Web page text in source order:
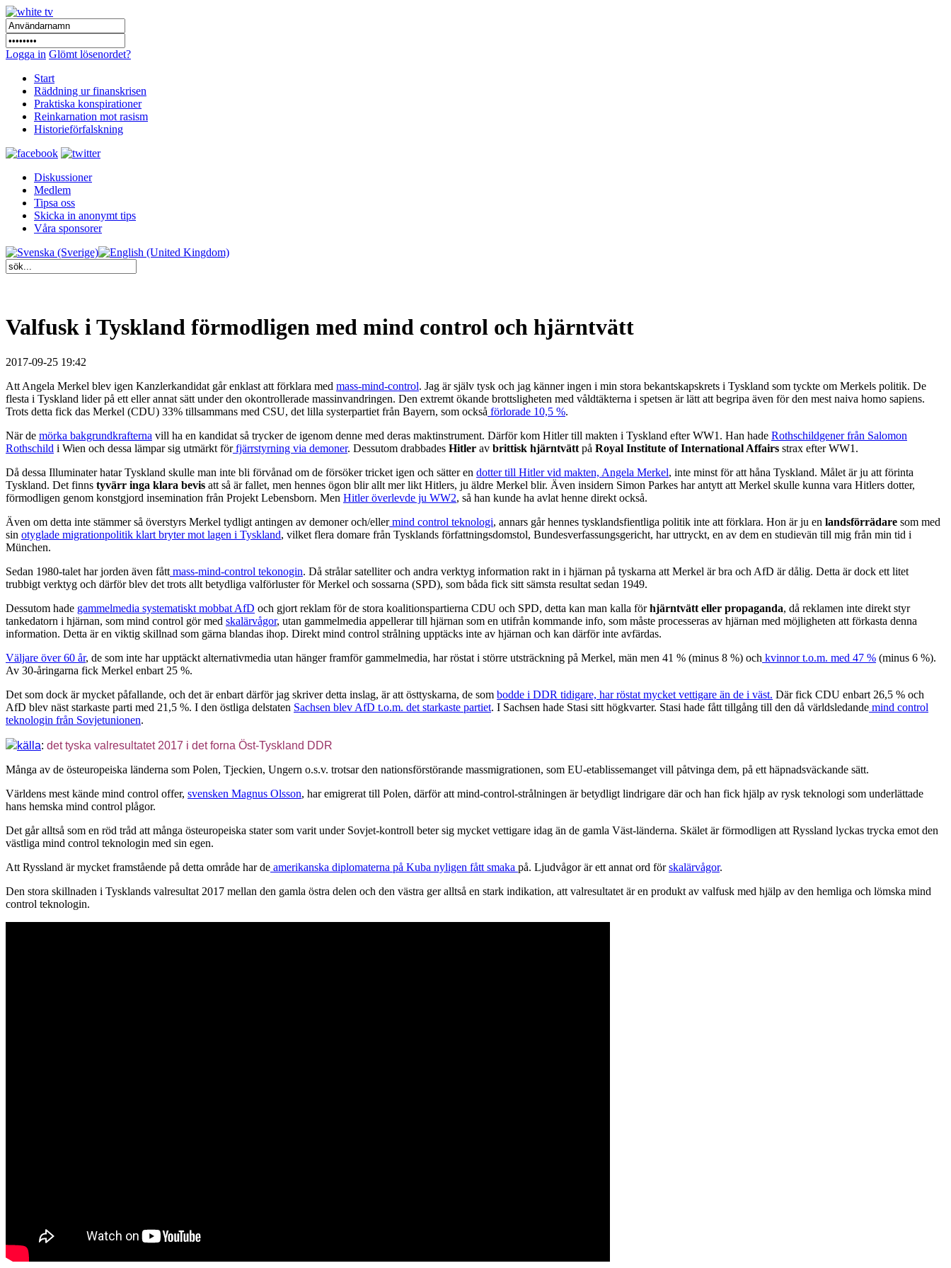
Logga in Glömt lösenordet?
Start
Räddning ur finanskrisen
Praktiska konspirationer
Reinkarnation mot rasism
Historieförfalskning
Diskussioner
Medlem
Tipsa oss
Skicka in anonymt tips
Våra sponsorer
Valfusk i Tyskland förmodligen med mind control och hjärntvätt
2017-09-25 19:42
Att Angela Merkel blev igen Kanzlerkandidat går enklast att förklara med mass-mind-control. Jag är själv tysk och jag känner ingen i min stora bekantskapskrets i Tyskland som tyckte om Merkels politik. De
flesta i Tyskland lider på ett eller annat sätt under den okontrollerade massinvandringen. Den extremt ökande brottsligheten med våldtäkterna i spetsen är lätt att begripa även för den mest naiva homo sapiens.
Trots detta fick das Merkel (CDU) 33% tillsammans med CSU, det lilla systerpartiet från Bayern, som också förlorade 10,5 %.
När de mörka bakgrundkrafterna vill ha en kandidat så trycker de igenom denne med deras maktinstrument. Därför kom Hitler till makten i Tyskland efter WW1. Han hade Rothschildgener från Salomon
Rothschild i Wien och dessa lämpar sig utmärkt förfjärrstyrning via demoner. Dessutom drabbades Hitler av brittisk hjärntvätt på Royal Institute of International Affairs strax efter WW1.
Då dessa Illuminater hatar Tyskland skulle man inte bli förvånad om de försöker tricket igen och sätter en dotter till Hitler vid makten, Angela Merkel, inte minst för att håna Tyskland. Målet är ju att förinta
Tyskland. Det finns tyvärr inga klara bevis att så är fallet, men hennes ögon blir allt mer likt Hitlers, ju äldre Merkel blir. Även insidern Simon Parkes har antytt att Merkel skulle kunna vara Hitlers dotter,
förmodligen genom konstgjord insemination från Projekt Lebensborn. Men Hitler överlevde ju WW2, så han kunde ha avlat henne direkt också.
Även om detta inte stämmer så överstyrs Merkel tydligt antingen av demoner och/ellermind control teknologi, annars går hennes tysklandsfientliga politik inte att förklara. Hon är ju en landsförrädare som med
sin otyglade migrationpolitik klart bryter mot lagen i Tyskland, vilket flera domare från Tysklands författningsdomstol, Bundesverfassungsgericht, har uttryckt, en av dem en studievän till mig från min tid i
München.
Sedan 1980-talet har jorden även fått mass-mind-control tekonogin. Då strålar satelliter och andra verktyg information rakt in i hjärnan på tyskarna att Merkel är bra och AfD är dålig. Detta är dock ett litet
trubbigt verktyg och därför blev det trots allt betydliga valförluster för Merkel och sossarna (SPD), som båda fick sitt sämsta resultat sedan 1949.
Dessutom hade gammelmedia systematiskt mobbat AfD och gjort reklam för de stora koalitionspartierna CDU och SPD, detta kan man kalla förhjärntvätt eller propaganda, då reklamen inte direkt styr
tankedatorn i hjärnan, som mind control gör med skalärvågor, utan gammelmedia appellerar till hjärnan som en utifrån kommande info, som måste processeras av hjärnan med möjligheten att förkasta denna
information. Detta är en viktig skillnad som gärna blandas ihop. Direkt mind control strålning upptäcks inte av hjärnan och kan därför inte avfärdas.
Väljare över 60 år, de som inte har upptäckt alternativmedia utan hänger framför gammelmedia, har röstat i större utsträckning på Merkel, män men 41 % (minus 8 %) och kvinnor t.o.m. med 47 % (minus 6 %).
Av 30-åringarna fick Merkel enbart 25 %.
Det som dock är mycket påfallande, och det är enbart därför jag skriver detta inslag, är att östtyskarna, de som bodde i DDR tidigare, har röstat mycket vettigare än de i väst. Där fick CDU enbart 26,5 % och
AfD blev näst starkaste parti med 21,5 %. I den östliga delstaten Sachsen blev AfD t.o.m. det starkaste partiet. I Sachsen hade Stasi sitt högkvarter. Stasi hade fått tillgång till den då världsledande mind control
teknologin från Sovjetunionen.
källa: det tyska valresultatet 2017 i det forna Öst-Tyskland DDR
Många av de östeuropeiska länderna som Polen, Tjeckien, Ungern o.s.v. trotsar den nationsförstörande massmigrationen, som EU-etablissemanget vill påtvinga dem, på ett häpnadsväckande sätt.
Världens mest kände mind control offer, svensken Magnus Olsson, har emigrerat till Polen, därför att mind-control-strålningen är betydligt lindrigare där och han fick hjälp av rysk teknologi som underlättade
hans hemska mind control plågor.
Det går alltså som en röd tråd att många östeuropeiska stater som varit under Sovjet-kontroll beter sig mycket vettigare idag än de gamla Väst-länderna. Skälet är förmodligen att Ryssland lyckas trycka emot den
västliga mind control teknologin med sin egen.
Att Ryssland är mycket framstående på detta område har de amerikanska diplomaterna på Kuba nyligen fått smaka på. Ljudvågor är ett annat ord förskalärvågor.
Den stora skillnaden i Tysklands valresultat 2017 mellan den gamla östra delen och den västra ger alltså en stark indikation, att valresultatet är en produkt av valfusk med hjälp av den hemliga och lömska mind
control teknologin.